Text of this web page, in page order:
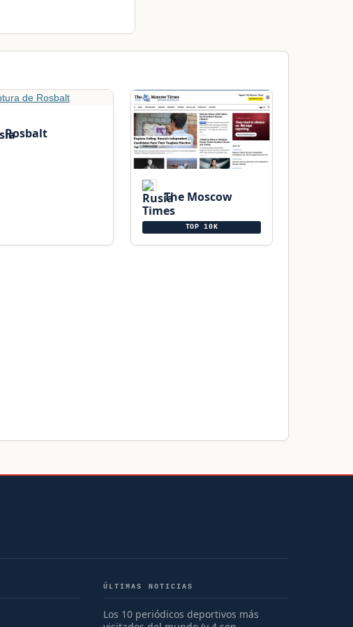
Rosbalt
The Moscow
Times
TOP 10K
ÚLTIMAS NOTICIAS
Los 10 periódicos deportivos más